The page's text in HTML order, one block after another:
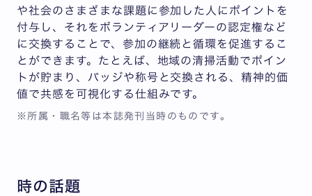
や社会のさまざまな課題に参加した人にポイントを
付与し、それをボランティアリーダーの認定権など
に交換することで、参加の継続と循環を促進するこ
とができます。たとえば、地域の清掃活動でポイン
トが貯まり、バッジや称号と交換される、精神的価
値で共感を可視化する仕組みです。
※所属・職名等は本誌発刊当時のものです。
時の話題